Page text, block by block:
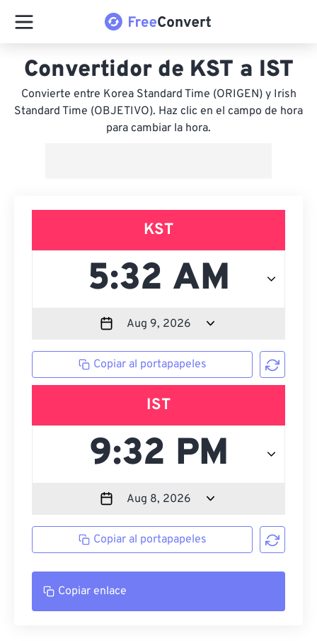
Convertidor de KST a IST
Convierte entre Korea Standard Time (ORIGEN) y Irish
Standard Time (OBJETIVO). Haz clic en el campo de hora
para cambiar la hora.
KST
Copiar al portapapeles
IST
Copiar al portapapeles
Copiar enlace